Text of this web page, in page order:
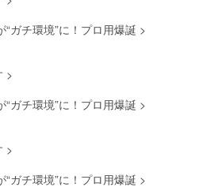
ガチ環境”に！プロ用爆誕 >
>
ガチ環境”に！プロ用爆誕 >
>
ガチ環境”に！プロ用爆誕 >